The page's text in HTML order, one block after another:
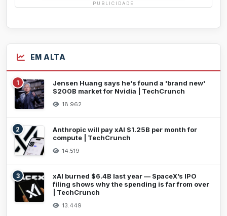
PUBLICIDADE
EM ALTA
1
Jensen Huang says he's found a 'brand new'
$200B market for Nvidia | TechCrunch
18.962
2
Anthropic will pay xAI $1.25B per month for
compute | TechCrunch
14.519
3
xAI burned $6.4B last year — SpaceX’s IPO
filing shows why the spending is far from over
| TechCrunch
13.449